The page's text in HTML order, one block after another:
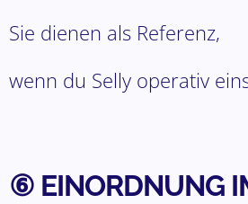
Sie dienen als Referenz,
wenn du Selly operativ
⑥ EINORDNUNG